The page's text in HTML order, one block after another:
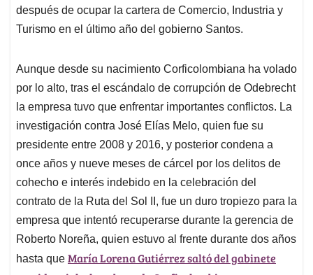
después de ocupar la cartera de Comercio, Industria y
Turismo en el último año del gobierno Santos.
Aunque desde su nacimiento Corficolombiana ha volado
por lo alto, tras el escándalo de corrupción de Odebrecht
la empresa tuvo que enfrentar importantes conflictos. La
investigación contra José Elías Melo, quien fue su
presidente entre 2008 y 2016, y posterior condena a
once años y nueve meses de cárcel por los delitos de
cohecho e interés indebido en la celebración del
contrato de la Ruta del Sol II, fue un duro tropiezo para la
empresa que intentó recuperarse durante la gerencia de
Roberto Noreña, quien estuvo al frente durante dos años
hasta que María Lorena Gutiérrez saltó del gabinete